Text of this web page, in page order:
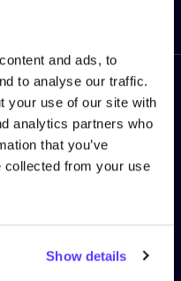
and ads, to
to analyse our traffic.
your use of our site with
analytics partners who
that you’ve
collected from your use
Show details